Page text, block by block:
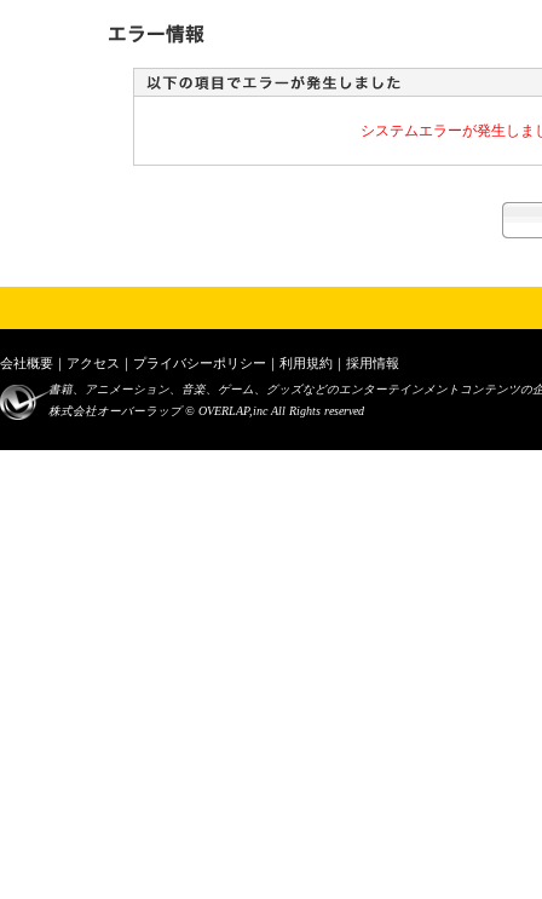
システムエラーが発生し
会社概要 ｜ アクセス ｜ プライバシーポリシー ｜ 利用規約 ｜ 採用情報
書籍、アニメーション、音楽、ゲーム、グッズなどのエンターテインメントコンテンツの
株式会社オーバーラップ © OVERLAP,inc All Rights reserved